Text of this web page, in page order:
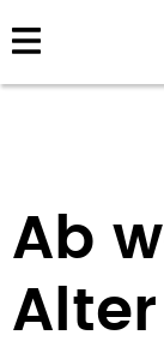
Direkt
zum
Ab